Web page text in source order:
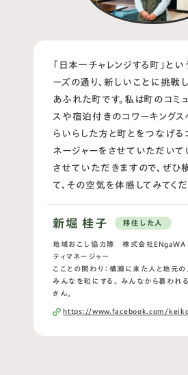
「日本一チャレンジする町」とい
ーズの通り、新しいことに挑戦
あふれた町です。私は町のコミ
スや宿泊付きのコワーキングス
らいらした方と町とをつなげる
ネージャーをさせていただいて
させていただきますので、ぜひ
て、その空気を体感してみてくだ
新堀 桂子 移住した人
地域おこし協力隊 株式会社ENgaWA
ティマネージャー
こことの関わり：横瀬に来た人と地元の
みんなを和にする。 みんなから慕われ
さん。
https://www.facebook.com/